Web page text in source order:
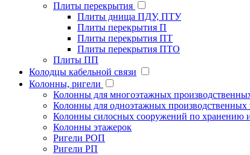
Плиты перекрытия
Плиты днища ПДУ, ПТУ
Плиты перекрытия П
Плиты перекрытия ПТ
Плиты перекрытия ПТО
Плиты ПП
Колодцы кабельной связи
Колонны, ригели
Колонны для многоэтажных
Колонны для одноэтажных производственных
Колонны силосных сооружений по хранению и
Колонны этажерок
Ригели РОП
Ригели РП